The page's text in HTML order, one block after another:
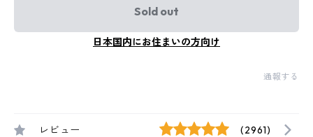
Sold out
日本国内にお住まいの方向け
通報する
レビュー (2961)